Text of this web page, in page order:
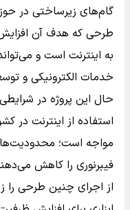
گام‌های زیرساختی در
طرحی که هدف آن
به اینترنت است و
خدمات الکترونیکی و
حال این پروژه در
استفاده از اینترنت در
مواجه است؛
فیبرنوری را کاهش
از اجرای چنین طرحی را